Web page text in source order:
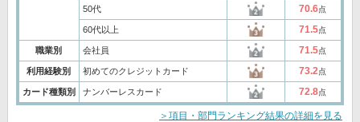
50代 70.6点
60代以上 71.5点
職業別 会社員 71.5点
利用経験別 初めてのクレジットカード 73.2点
カード種類別 ナンバーレスカード 72.8点
＞項目・部門ランキング結果の詳細を見る